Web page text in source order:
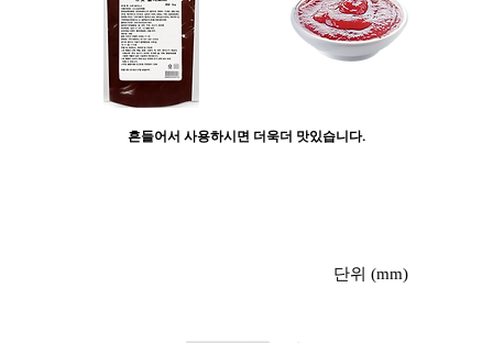
흔들어서 사용하시면 더욱더 맛있습니다.
단위 (mm)